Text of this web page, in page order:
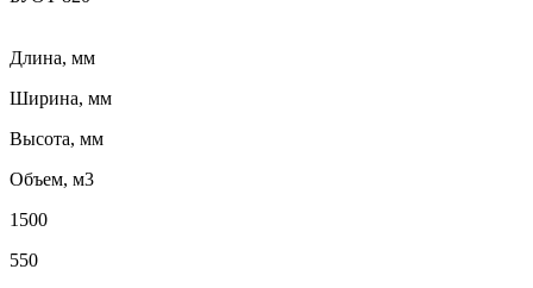
Длина, мм
Ширина, мм
Высота, мм
Объем, м3
1500
550